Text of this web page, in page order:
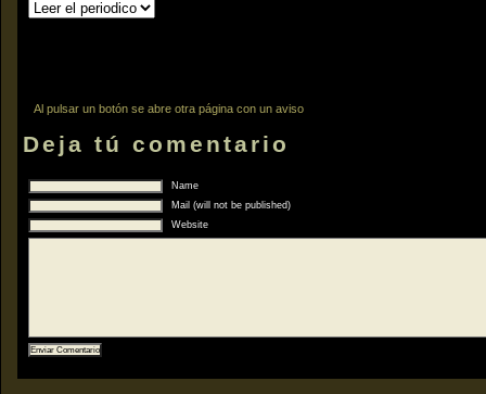
Al pulsar un botón se abre otra página con un aviso
Deja tú comentario
Name
Mail (will not be published)
Website